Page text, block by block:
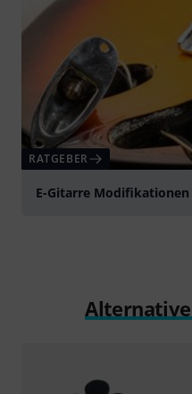
RATGEBER
E-Gitarre Modifikationen